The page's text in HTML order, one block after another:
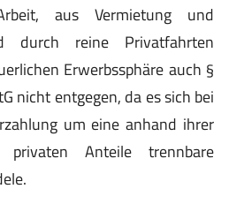
aus Vermietung und
durch reine Privatfahrten
Erwerbssphäre auch §
nicht entgegen, da es sich bei
um eine anhand ihrer
privaten Anteile trennbare